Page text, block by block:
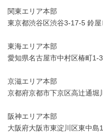
関東エリア本部
東京都渋谷区渋谷3-17-5 鈴
東海エリア本部
愛知県名古屋市中村区椿町1-
京滋エリア本部
京都府京都市下京区高辻通
阪神エリア本部
大阪府大阪市東淀川区東中